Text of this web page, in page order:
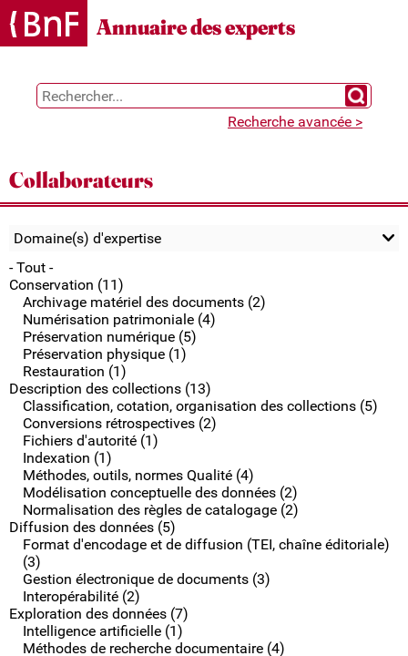
Gestion des cookies
Annuaire des experts
Chercher
Recherche avancée >
Collaborateurs
Domaine(s) d'expertise
- Tout -
Conservation (11)
Archivage matériel des documents (2)
Numérisation patrimoniale (4)
Préservation numérique (5)
Préservation physique (1)
Restauration (1)
Description des collections (13)
Classification, cotation, organisation des collections (5)
Conversions rétrospectives (2)
Fichiers d'autorité (1)
Indexation (1)
Méthodes, outils, normes Qualité (4)
Modélisation conceptuelle des données (2)
Normalisation des règles de catalogage (2)
Diffusion des données (5)
Format d'encodage et de diffusion (TEI, chaîne éditoriale)
(3)
Gestion électronique de documents (3)
Interopérabilité (2)
Exploration des données (7)
Intelligence artificielle (1)
Méthodes de recherche documentaire (4)